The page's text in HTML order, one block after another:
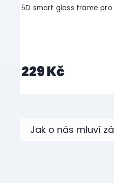
iPhone 7 Plus/8 Plus